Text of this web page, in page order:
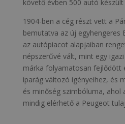
követő évben 500 autó készült
1904-ben a cég részt vett a
bemutatva az új egyhengeres
az autópiacot alapjaiban
népszerűvé vált, mint egy
márka folyamatosan fejlődött
iparág változó igényeihez, és
és minőség szimbóluma, ahol
mindig elérhető a Peugeot